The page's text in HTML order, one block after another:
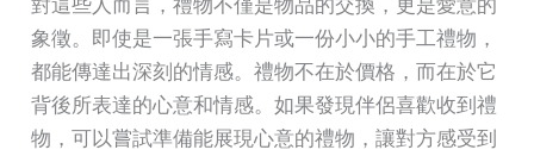
象徵。即使是一張手寫卡片或一份小小的手工禮物，
都能傳達出深刻的情感。禮物不在於價格，而在於它
背後所表達的心意和情感。如果發現伴侶喜歡收到禮
物，可以嘗試準備能展現心意的禮物，讓對方感受到